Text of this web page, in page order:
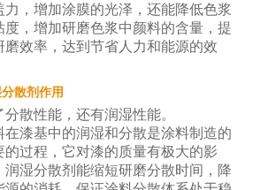
力，增加涂膜的光泽，还能降低色浆
度，增加研磨色浆中颜料的含量，提
磨效率，达到节省人力和能源的效
散剂作用
分散性能，还有润湿性能。
在漆基中的润湿和分散是涂料制造的
的过程，它对漆的质量有极大的影
润湿分散剂能缩短研磨分散时间，降